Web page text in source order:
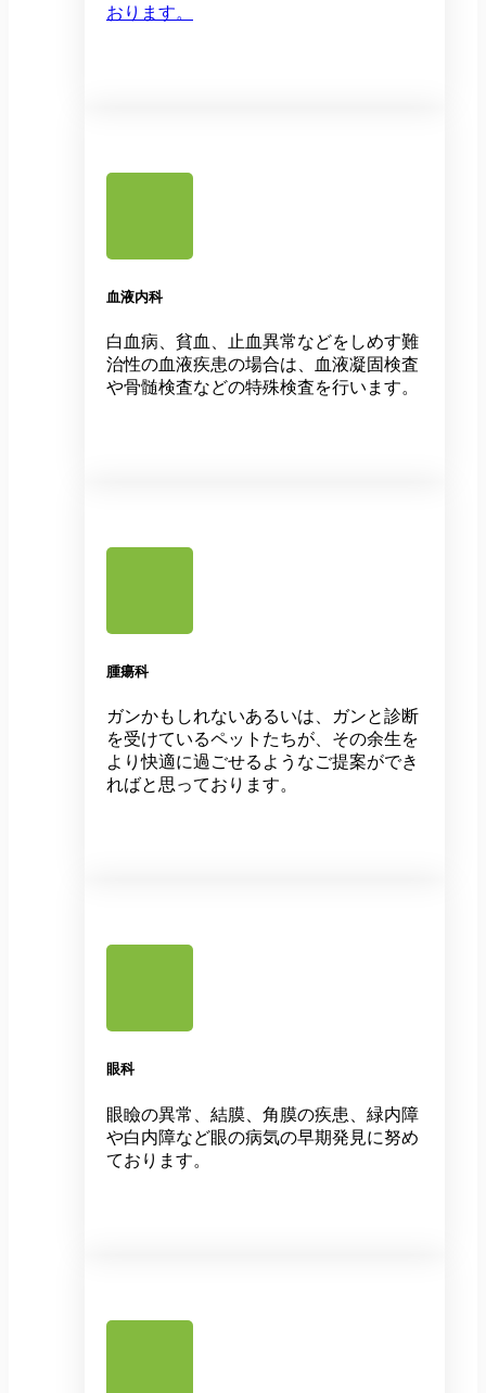
おります。
血液内科
白血病、貧血、止血異常などをしめす難
治性の血液疾患の場合は、血液凝固検査
や骨髄検査などの特殊検査を行います。
腫瘍科
ガンかもしれないあるいは、ガンと診断
を受けているペットたちが、その余生を
より快適に過ごせるようなご提案ができ
ればと思っております。
眼科
眼瞼の異常、結膜、角膜の疾患、緑内障
や白内障など眼の病気の早期発見に努め
ております。